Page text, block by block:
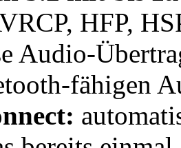
HFP,
Audio-
fähigen